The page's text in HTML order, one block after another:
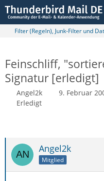
Filter (Regeln), Junk-Filter und
Feinschliff,
Signatur [erledigt]
Angel2k 9. Februar
Erledigt
Angel2k
Mitglied